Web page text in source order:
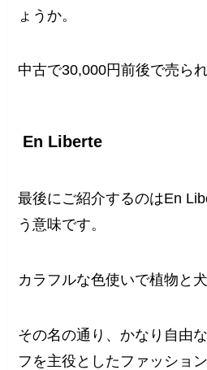
ょうか。
中古で30,000円前後で売ら
En Liberte
最後にご紹介するのはEn
う意味です。
カラフルな色使いで植物と
その名の通り、かなり自由
フを主役としたファッショ